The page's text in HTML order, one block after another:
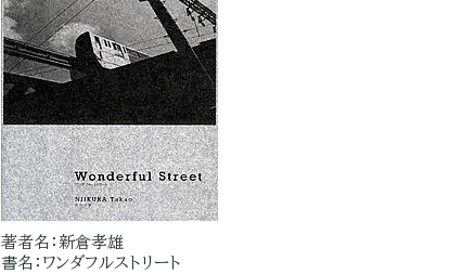
著者名：新倉孝雄
書名：ワンダフルストリート